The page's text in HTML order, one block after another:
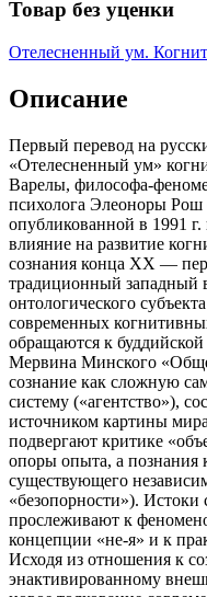
Товар без уценки
Отелесненный ум.
Описание
Первый перевод на
«Отелесненный ум»
Варелы, философа-
психолога Элеоноры Рош
опубликованной в 1991
влияние на развитие
сознания конца XX —
традиционный западный
онтологического
современных
обращаются к
Мервина Минского
сознание как сложную
систему («агентство»),
источником картины
подвергают критике
опоры опыта, а познания
существующего
«безопорности»). Истоки
прослеживают к
концепции «не-я» и к
Исходя из отношения к
энактивированному